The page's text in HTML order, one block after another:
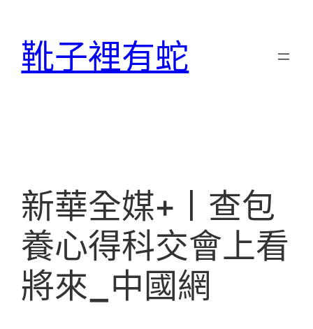
靴子裡有蛇
新華全媒+丨查包
養心得科交會上看
將來_中國網